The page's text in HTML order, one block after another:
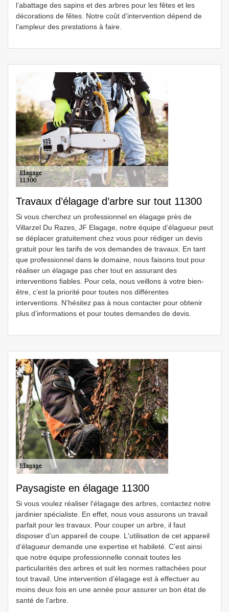
l’abattage des sapins et des arbres pour les fêtes et les
décorations de fêtes. Notre coût d’intervention dépend de
l’ampleur des prestations à faire.
Travaux d’élagage d’arbre sur tout 11300
Si vous cherchez un professionnel en élagage près de
Villarzel Du Razes, JF Elagage, notre équipe d’élagueur peut
se déplacer gratuitement chez vous pour rédiger un devis
gratuit pour les tarifs de vos demandes de travaux. En tant
que professionnel dans le domaine, nous faisons tout pour
réaliser un élagage pas cher tout en assurant des
interventions fiables. Pour cela, nous veillons à votre bien-
être, c’est la priorité pour toutes nos différentes
interventions. N’hésitez pas à nous contacter pour obtenir
plus d’informations et pour toutes demandes de devis.
Paysagiste en élagage 11300
Si vous voulez réaliser l'élagage des arbres, contactez notre
jardinier spécialiste. En effet, nous vous assurons un travail
parfait pour les travaux. Pour couper un arbre, il faut
disposer d’un appareil de coupe. L'utilisation de cet appareil
d’élagueur demande une expertise et habileté. C’est ainsi
que notre équipe professionnelle connait toutes les
particularités des arbres et suit les normes rattachées pour
tout travail. Une intervention d’élagage est à effectuer au
moins deux fois en une année pour assurer un bon état de
santé de l'arbre.